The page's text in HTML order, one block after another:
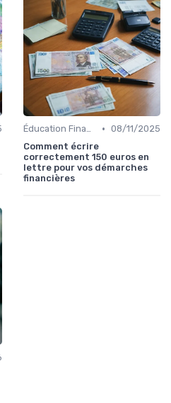
Éducation Financière • 08/11/2025
Comment écrire
correctement 150 euros en
lettre pour vos démarches
financières